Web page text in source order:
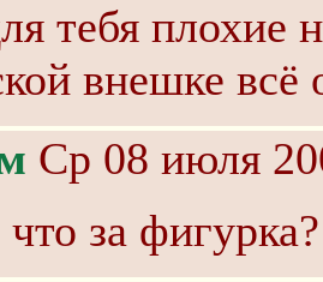
тебя плохие
внешке
Ср 08 июля
за